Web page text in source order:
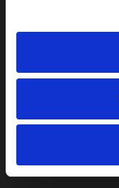
Pentru copii
Diverse